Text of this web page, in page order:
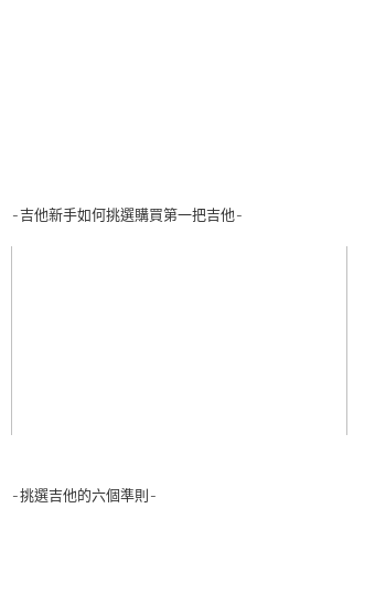
-吉他新手如何挑選購買第一把吉他-
-挑選吉他的六個準則-